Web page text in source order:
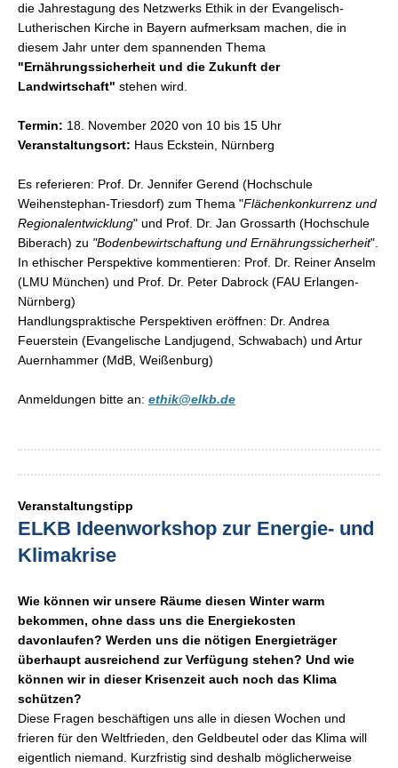
die Jahrestagung des Netzwerks Ethik in der Evangelisch-
Lutherischen Kirche in Bayern aufmerksam machen, die in
diesem Jahr unter dem spannenden Thema
"Ernährungssicherheit und die Zukunft der
Landwirtschaft" stehen wird.
Termin: 18. November 2020 von 10 bis 15 Uhr
Veranstaltungsort: Haus Eckstein, Nürnberg
Es referieren: Prof. Dr. Jennifer Gerend (Hochschule
Weihenstephan-Triesdorf) zum Thema "Flächenkonkurrenz und
Regionalentwicklung" und Prof. Dr. Jan Grossarth (Hochschule
Biberach) zu "Bodenbewirtschaftung und Ernährungssicherheit".
In ethischer Perspektive kommentieren: Prof. Dr. Reiner Anselm
(LMU München) und Prof. Dr. Peter Dabrock (FAU Erlangen-
Nürnberg)
Handlungspraktische Perspektiven eröffnen: Dr. Andrea
Feuerstein (Evangelische Landjugend, Schwabach) und Artur
Auernhammer (MdB, Weißenburg)
Anmeldungen bitte an: ethik@elkb.de
Veranstaltungstipp
ELKB Ideenworkshop zur Energie- und
Klimakrise
Wie können wir unsere Räume diesen Winter warm
bekommen, ohne dass uns die Energiekosten
davonlaufen? Werden uns die nötigen Energieträger
überhaupt ausreichend zur Verfügung stehen? Und wie
können wir in dieser Krisenzeit auch noch das Klima
schützen?
Diese Fragen beschäftigen uns alle in diesen Wochen und
frieren für den Weltfrieden, den Geldbeutel oder das Klima will
eigentlich niemand. Kurzfristig sind deshalb möglicherweise